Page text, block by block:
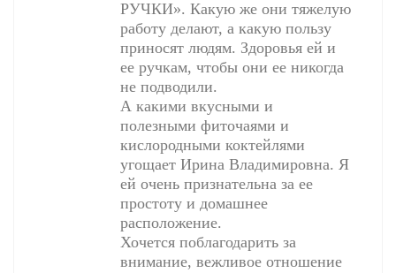
РУЧКИ». Какую же они тяжелую
работу делают, а какую пользу
приносят людям. Здоровья ей и
ее ручкам, чтобы они ее никогда
не подводили.
А какими вкусными и
полезными фиточаями и
кислородными коктейлями
угощает Ирина Владимировна. Я
ей очень признательна за ее
простоту и домашнее
расположение.
Хочется поблагодарить за
внимание, вежливое отношение